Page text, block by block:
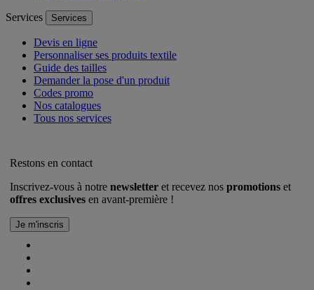
Services Services
Devis en ligne
Personnaliser ses produits textile
Guide des tailles
Demander la pose d'un produit
Codes promo
Nos catalogues
Tous nos services
Restons en contact
Inscrivez-vous à notre newsletter et recevez nos promotions et
offres exclusives en avant-première !